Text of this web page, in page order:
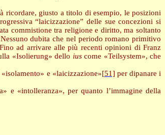
ricordare, giusto a titolo di esempio, le posizioni
“laicizzazione” delle sue concezioni si
commistione tra religione e diritto, ma soltanto
dubita che nel periodo romano primitivo
ad arrivare alle più recenti opinioni di Franz
«Isolierung» dello iuscome «Teilsystem», che
e «laicizzazione»[51] per dipanare i
e «intolleranza», per quanto l’immagine della